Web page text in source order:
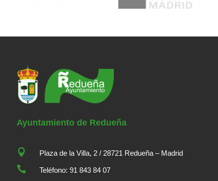
Ayuntamiento de Redueña
 Plaza de la Villa, 2 / 28721 Redueña – Madrid
 Teléfono: 91 843 84 07